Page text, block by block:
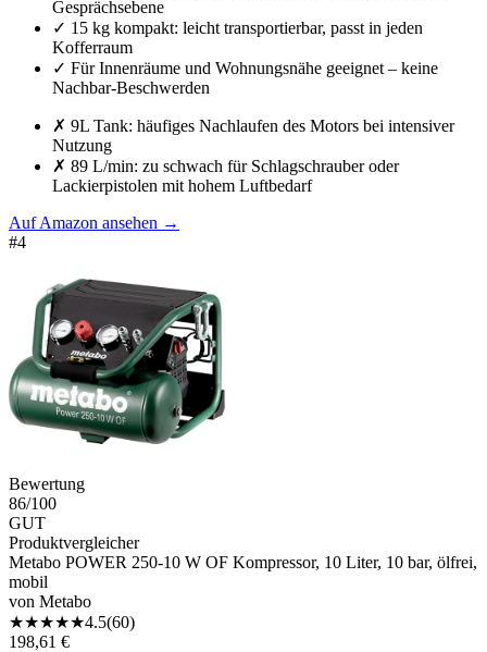
Gesprächsebene
✓ 15 kg kompakt: leicht transportierbar, passt in jeden
Kofferraum
✓ Für Innenräume und Wohnungsnähe geeignet – keine
Nachbar-Beschwerden
✗ 9L Tank: häufiges Nachlaufen des Motors bei intensiver
Nutzung
✗ 89 L/min: zu schwach für Schlagschrauber oder
Lackierpistolen mit hohem Luftbedarf
Auf Amazon ansehen →
#4
Bewertung
86/100
GUT
Produktvergleicher
Metabo POWER 250-10 W OF Kompressor, 10 Liter, 10 bar, ölfrei,
mobil
von Metabo
★★★★★4.5(60)
198,61 €